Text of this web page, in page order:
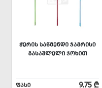
ᲭᲔᲠᲘᲡ ᲡᲐᲬᲛᲔᲜᲓᲘ ᲯᲐᲒᲠᲘᲡᲘ
ᲒᲐᲡᲐᲨᲚᲔᲚᲘ ᲯᲝᲮᲘᲗ
ᲤᲐᲡᲘ 9.75 ₾